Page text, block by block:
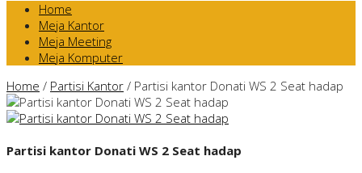
Home
Meja Kantor
Meja Meeting
Meja Komputer
Home / Partisi Kantor / Partisi kantor Donati WS 2 Seat hadap
Partisi kantor Donati WS 2 Seat hadap